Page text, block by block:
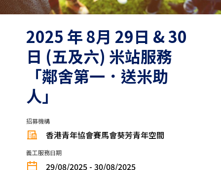
2025 年 8月 29日 & 30
日 (五及六) 米站服務
「鄰舍第一．送米助
人」
招募機構
香港青年協會賽馬會葵芳青年空間
義工服務日期
29/08/2025 - 30/08/2025